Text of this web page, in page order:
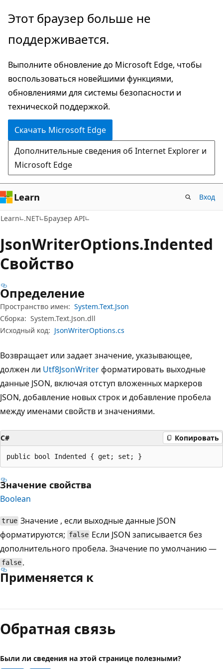
Пропустить
перейти
основному
содержимому
Переход
навигации
странице
Этот браузер больше не
поддерживается.
Выполните обновление до Microsoft Edge, чтобы
воспользоваться новейшими функциями,
обновлениями для системы безопасности и
технической поддержкой.
Скачать Microsoft Edge
Дополнительные сведения об Internet Explorer и
Microsoft Edge
Learn Вход
Learn .NET Браузер API
JsonWriterOptions.Indented
Свойство
Определение
Пространство имен: System.Text.Json
Сборка: System.Text.Json.dll
Исходный код: JsonWriterOptions.cs
Возвращает или задает значение, указывающее,
должен ли Utf8JsonWriterформатировать выходные
данные JSON, включая отступ вложенных маркеров
JSON, добавление новых строк и добавление пробела
между именами свойств и значениями.
C# Копировать
public bool Indented { get; set; }
Значение свойства
Boolean
true Значение , если выходные данные JSON
форматируются; false Если JSON записывается без
дополнительного пробела. Значение по умолчанию —
false .
Применяется к
чтения
выключен
Обратная связь
Были ли сведения на этой странице полезными?